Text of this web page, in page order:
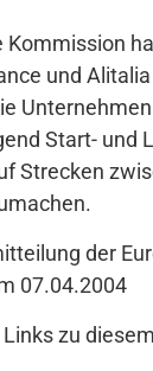
Kommission
und
Start- und
Strecken
der
07.04.2004
zu